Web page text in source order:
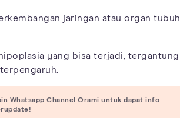
jaringan atau organ tubuh
yang bisa terjadi, tergantung
Whatsapp Channel Orami untuk dapat info